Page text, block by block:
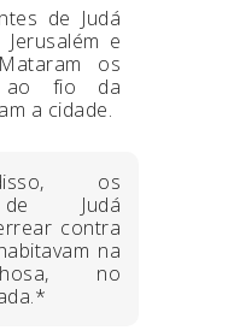
de Judá
e
os
ao fio da
a cidade.
os
de Judá
contra
na
no